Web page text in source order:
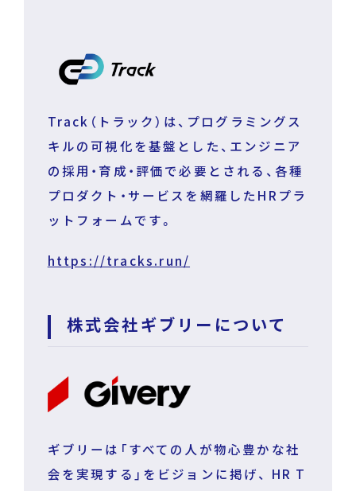
Track（トラック）は、プログラミングス
キルの可視化を基盤とした、エンジニア
の採用・育成・評価で必要とされる、各種
プロダクト・サービスを網羅したHRプラ
ットフォームです。
https://tracks.run/
株式会社ギブリーについて
ギブリーは「すべての人が物心豊かな社
会を実現する」をビジョンに掲げ、 HR T